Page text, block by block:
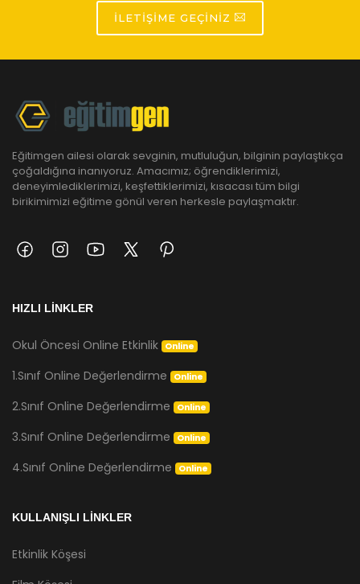
İLETIŞIME GEÇINIZ
Eğitimgen ailesi olarak sevginin, mutluluğun, bilginin paylaştıkça
çoğaldığına inanıyoruz. Amacımız; öğrendiklerimizi,
deneyimlediklerimizi, keşfettiklerimizi, kısacası tüm bilgi
birikimimizi eğitime gönül veren herkesle paylaşmaktır.
HIZLI LİNKLER
Okul Öncesi Online Etkinlik Online
1.Sınıf Online Değerlendirme Online
2.Sınıf Online Değerlendirme Online
3.Sınıf Online Değerlendirme Online
4.Sınıf Online Değerlendirme Online
KULLANIŞLI LİNKLER
Etkinlik Köşesi